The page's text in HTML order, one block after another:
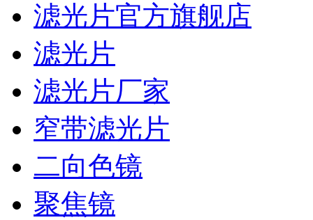
滤光片官方旗舰店
滤光片
滤光片厂家
窄带滤光片
二向色镜
聚焦镜